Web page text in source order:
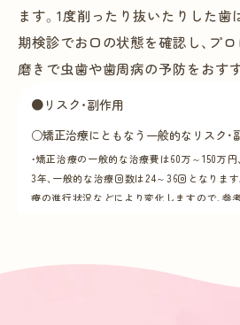
ます。1度削ったり抜いたりした歯
期検診でお口の状態を確認し、プ
磨きで虫歯や歯周病の予防をおす
●リスク・副作用
○矯正治療にともなう一般的なリスク・
・矯正治療の一般的な治療費は60万～150万
3年、一般的な治療回数は24～36回となりま
療の進行状況などにより変化しますので、参
・最初は矯正装置による不快感、痛みなどが